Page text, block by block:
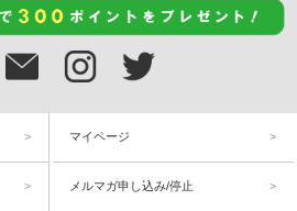
マイページ
メルマガ申し込み/停止